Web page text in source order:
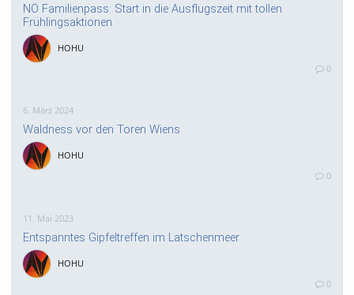
NÖ Familienpass: Start in die Ausflugszeit mit tollen
Frühlingsaktionen
HOHU
0
6. März 2024
Waldness vor den Toren Wiens
HOHU
0
11. Mai 2023
Entspanntes Gipfeltreffen im Latschenmeer
HOHU
0